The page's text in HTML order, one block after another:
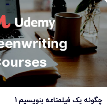
چگونه یک فیلمنامه بنویسیم 1